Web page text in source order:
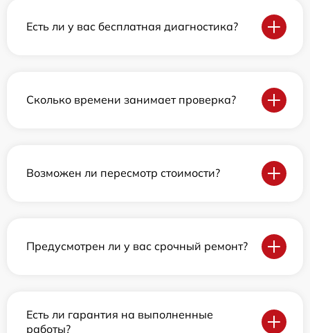
Есть ли у вас бесплатная диагностика?
Сколько времени занимает проверка?
Возможен ли пересмотр стоимости?
Предусмотрен ли у вас срочный ремонт?
Есть ли гарантия на выполненные
работы?